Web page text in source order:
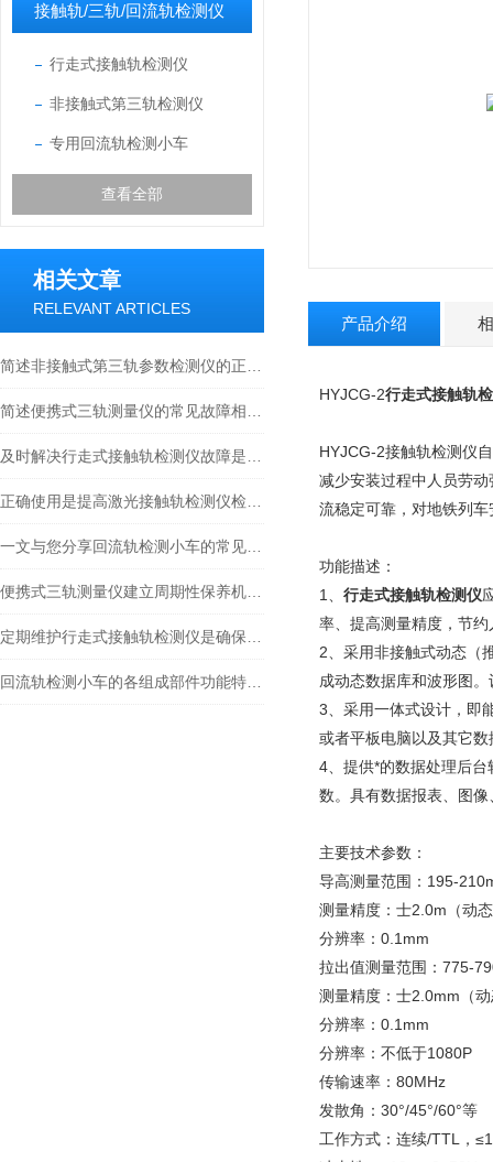
接触轨/三轨/回流轨检测仪
行走式接触轨检测仪
非接触式第三轨检测仪
专用回流轨检测小车
查看全部
相关文章
RELEVANT ARTICLES
产品介绍
HYJCG-2行走式接触轨
HYJCG-2接触轨检测仪
减少安装过程中人员劳
流稳定可靠，对地铁列
功能描述：
1、 行走式接触轨检测仪
率、提高测量精度，节
2、采用非接触式动态（
成动态数据库和波形图
3、采用一体式设计，即
或者平板电脑以及其它
4、提供*的数据处理后
数。具有数据报表、图
主要技术参数：
导高测量范围：195-
测量精度：士2.0m（动
分辨率：0.1mm
拉出值测量范围：775-
测量精度：士2.0mm（
分辨率：0.1mm
分辨率：不低于1080P
传输速率：80MHz
发散角：30°/45°/60°等
工作方式：连续/TTL，